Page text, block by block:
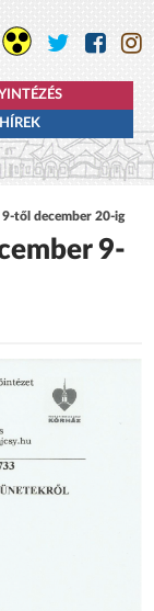
HÍREK
9-től december 20-ig
9-